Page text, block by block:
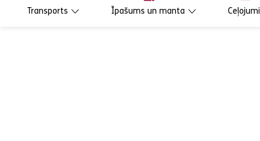
Transports Īpašums un manta Ceļojumi